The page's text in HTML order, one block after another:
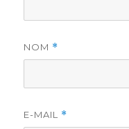
NOM *
E-MAIL *